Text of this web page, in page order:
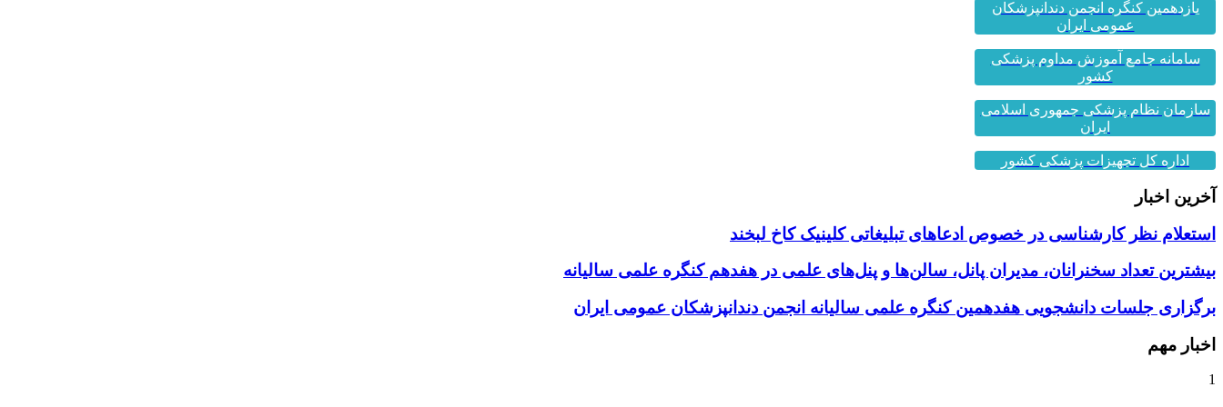
یازدهمین کنگره انجمن دندانپزشکان
عمومی ایران
سامانه جامع آموزش مداوم پزشکی
کشور
سازمان نظام پزشکی جمهوری اسلامی
ایران
اداره کل تجهیزات پزشکی کشور
آخرین اخبار
استعلام نظر کارشناسی در خصوص ادعاهای تبلیغاتی کلینیک کاخ لبخند
بیشترین تعداد سخنرانان، مدیران پانل، سالن‌ها و پنل‌های علمی در هفدهم کنگره علمی سالیانه
برگزاری جلسات دانشجویی هفدهمین کنگره علمی سالیانه انجمن دندانپزشکان عمومی ایران
اخبار مهم
1